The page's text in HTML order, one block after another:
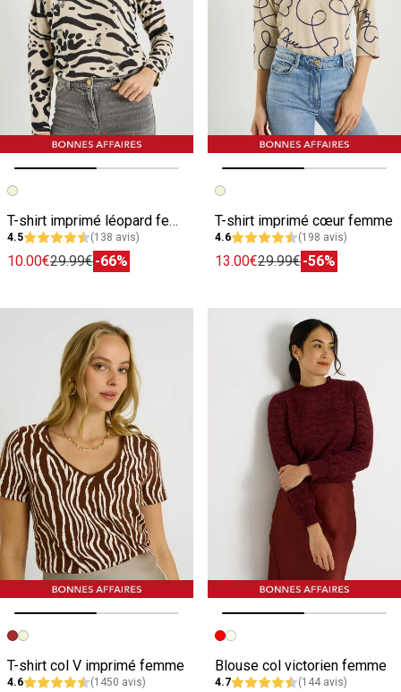
Image précédente
Image suivante
T-shirt imprimé léopard femme
4.5 (138 avis)
10.00€29.99€-66%
Image précédente
Image suivante
T-shirt imprimé cœur femme
4.6 (198 avis)
13.00€29.99€-56%
Image précédente
Image suivante
T-shirt col V imprimé femme
4.6 (1450 avis)
Image précédente
Image suivante
Blouse col victorien femme
4.7 (144 avis)